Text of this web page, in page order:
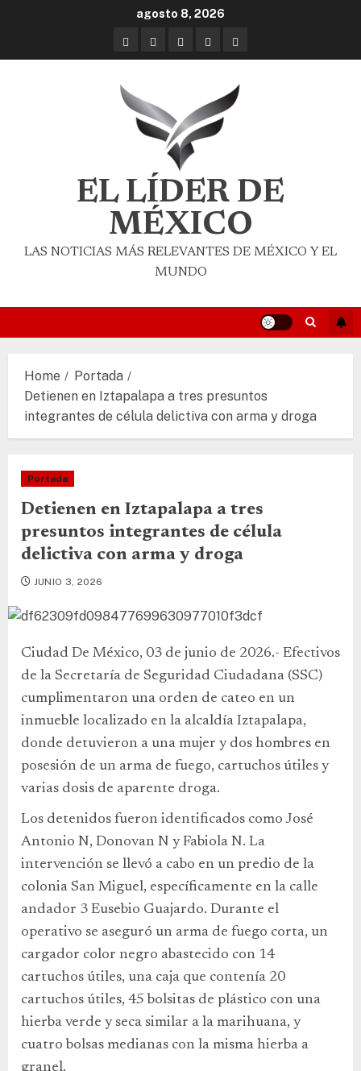
agosto 8, 2026
EL LÍDER DE
MÉXICO
LAS NOTICIAS MÁS RELEVANTES DE MÉXICO Y EL
MUNDO
Home
Portada
Detienen en Iztapalapa a tres presuntos
integrantes de célula delictiva con arma y droga
Portada
Detienen en Iztapalapa a tres
presuntos integrantes de célula
delictiva con arma y droga
JUNIO 3, 2026
Ciudad De México, 03 de junio de 2026.- Efectivos
de la Secretaría de Seguridad Ciudadana (SSC)
cumplimentaron una orden de cateo en un
inmueble localizado en la alcaldía Iztapalapa,
donde detuvieron a una mujer y dos hombres en
posesión de un arma de fuego, cartuchos útiles y
varias dosis de aparente droga.
Los detenidos fueron identificados como José
Antonio N, Donovan N y Fabiola N. La
intervención se llevó a cabo en un predio de la
colonia San Miguel, específicamente en la calle
andador 3 Eusebio Guajardo. Durante el
operativo se aseguró un arma de fuego corta, un
cargador color negro abastecido con 14
cartuchos útiles, una caja que contenía 20
cartuchos útiles, 45 bolsitas de plástico con una
hierba verde y seca similar a la marihuana, y
cuatro bolsas medianas con la misma hierba a
granel.